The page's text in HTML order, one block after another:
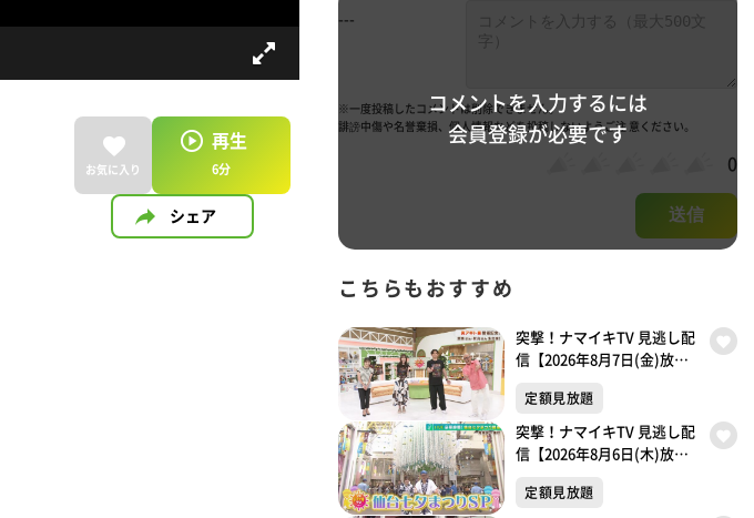
お気に入り
再生
6分
シェア
コメントを入力するには
会員登録が必要です
---
※一度投稿したコメントは削除できません。
誹謗中傷や名誉棄損、個人情報などを投稿しないようご注 意ください。
0
送信
こちらもおすすめ
突撃！ナマイキTV 見逃し配
信【2026年8月7日(金)放送
定額見放題
突撃！ナマイキTV 見逃し配
信【2026年8月6日(木)放送
定額見放題